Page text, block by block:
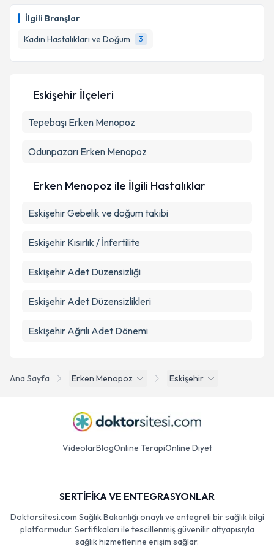
İlgili Branşlar
Kadın Hastalıkları ve Doğum
3
Ana Sayfa Erken Menopoz Eskişehir
Eskişehir İlçeleri
Tepebaşı Erken Menopoz
Odunpazarı Erken Menopoz
Erken Menopoz ile İlgili Hastalıklar
Eskişehir Gebelik ve doğum takibi
Eskişehir Kısırlık / İnfertilite
Eskişehir Adet Düzensizliği
Eskişehir Adet Düzensizlikleri
Eskişehir Ağrılı Adet Dönemi
VideolarBlogOnline TerapiOnline Diyet
SERTİFİKA VE ENTEGRASYONLAR
Doktorsitesi.com Sağlık Bakanlığı onaylı ve entegreli bir sağlık bilgi
platformudur. Sertifikaları ile tescillenmiş güvenilir altyapısıyla
sağlık hizmetlerine erişim sağlar.